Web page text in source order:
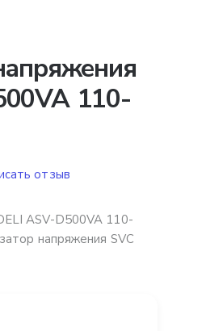
110-
ASV-D500VA 110-
напряжения SVC
отзыв